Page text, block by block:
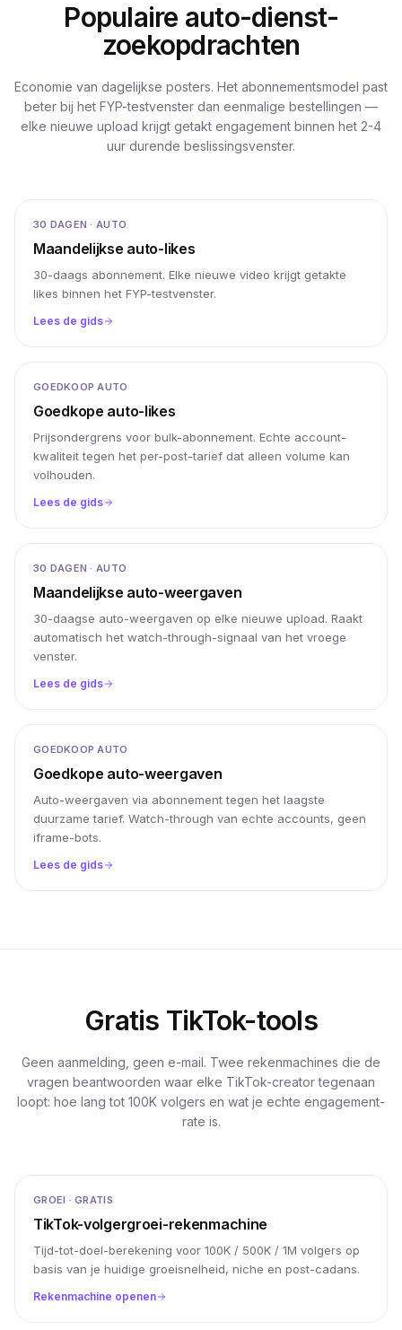
Populaire auto-dienst-
zoekopdrachten
Economie van dagelijkse posters. Het abonnementsmodel past
beter bij het FYP-testvenster dan eenmalige bestellingen —
elke nieuwe upload krijgt getakt engagement binnen het 2-4
uur durende beslissingsvenster.
30 DAGEN · AUTO
Maandelijkse auto-likes
30-daags abonnement. Elke nieuwe video krijgt getakte
likes binnen het FYP-testvenster.
Lees de gids
GOEDKOOP AUTO
Goedkope auto-likes
Prijsondergrens voor bulk-abonnement. Echte account-
kwaliteit tegen het per-post-tarief dat alleen volume kan
volhouden.
Lees de gids
30 DAGEN · AUTO
Maandelijkse auto-weergaven
30-daagse auto-weergaven op elke nieuwe upload. Raakt
automatisch het watch-through-signaal van het vroege
venster.
Lees de gids
GOEDKOOP AUTO
Goedkope auto-weergaven
Auto-weergaven via abonnement tegen het laagste
duurzame tarief. Watch-through van echte accounts, geen
iframe-bots.
Lees de gids
Gratis TikTok-tools
Geen aanmelding, geen e-mail. Twee rekenmachines die de
vragen beantwoorden waar elke TikTok-creator tegenaan
loopt: hoe lang tot 100K volgers en wat je echte engagement-
rate is.
GROEI · GRATIS
TikTok-volgergroei-rekenmachine
Tijd-tot-doel-berekening voor 100K / 500K / 1M volgers op
basis van je huidige groeisnelheid, niche en post-cadans.
Rekenmachine openen